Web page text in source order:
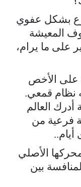
بشكل عفوي
المعيشة
على ما يرام،
على الأخص
نظام قمعي.
أدرك العالم
فرعية من
الأصلي
بين